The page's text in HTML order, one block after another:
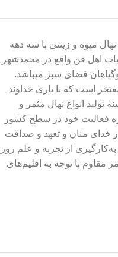
میوه و زینتی با سه دهه
اهل فن واقع در محمدشهر
فضای سبز میباشد.
است که با یاری خداوند
تولید انواع نهال مثمر و
فعالیت خود در سطح کشور
خدای منان و تعهد و صداقت
از تجربه و علم روز
مقاوم با توجه به اقلیم‌های